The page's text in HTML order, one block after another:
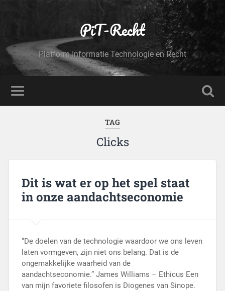
PiT-Recht
Platform Informatie Technologie en Recht
TAG
Clicks
Dit is wat er op het spel staat
in onze aandachtseconomie
“De doelen van de technologie waardoor we ons leven
laten vormgeven, zijn niet ons belang. Dat is de
ongemakkelijke waarheid van de
aandachtseconomie.” James Williams – Ethicus Een
van mijn favoriete filosofen is Diogenes van Sinope.